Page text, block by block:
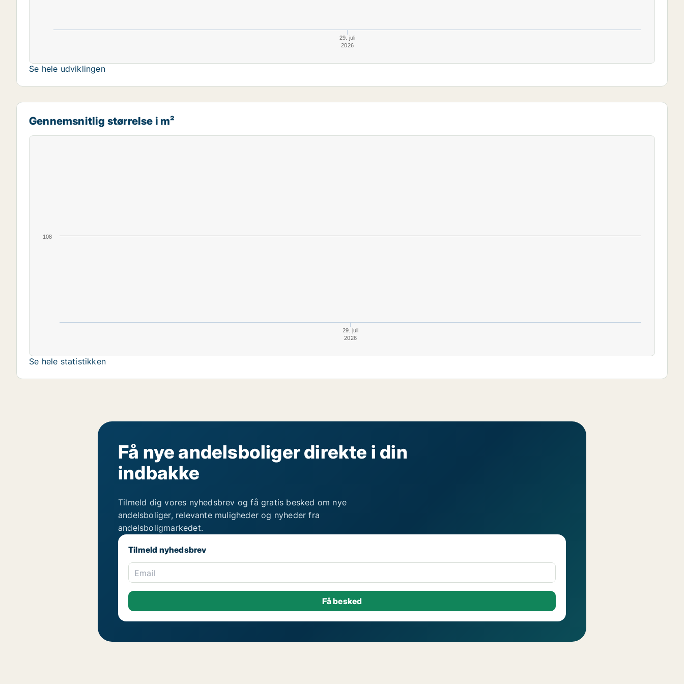
29. juli
2026
Se hele udviklingen
Gennemsnitlig størrelse i m²
29. juli
2026
108
Se hele statistikken
Få nye andelsboliger direkte i din
indbakke
Tilmeld dig vores nyhedsbrev og få gratis besked om nye
andelsboliger, relevante muligheder og nyheder fra
andelsboligmarkedet.
Tilmeld nyhedsbrev
Email